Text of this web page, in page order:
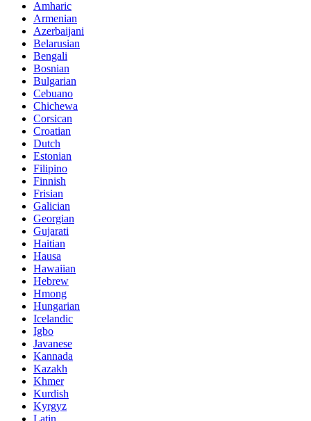
Amharic
Armenian
Azerbaijani
Belarusian
Bengali
Bosnian
Bulgarian
Cebuano
Chichewa
Corsican
Croatian
Dutch
Estonian
Filipino
Finnish
Frisian
Galician
Georgian
Gujarati
Haitian
Hausa
Hawaiian
Hebrew
Hmong
Hungarian
Icelandic
Igbo
Javanese
Kannada
Kazakh
Khmer
Kurdish
Kyrgyz